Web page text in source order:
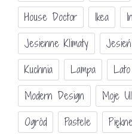
House Doctor
Ikea
Jesienne Klimaty
Jesień
Kuchnia
Lampa Lato
Modern Design
Moje
Ogród
Pastele